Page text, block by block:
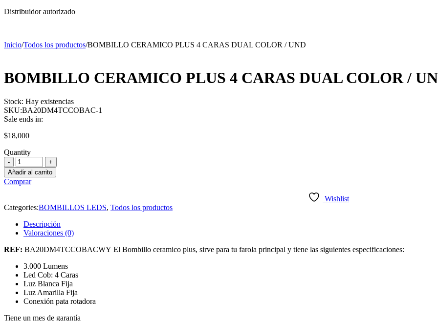
Distribuidor autorizado
Inicio/Todos los productos/BOMBILLO CERAMICO PLUS 4 CARAS DUAL COLOR / UND
BOMBILLO CERAMICO PLUS 4 CARAS DUAL COLOR /
Stock: Hay existencias
SKU:BA20DM4TCCOBAC-1
Sale ends in:
$18,000
Quantity
BOMBILLO
CERAMICO
PLUS
4
DUAL
COLOR
/
UND
Añadir al carrito
Comprar
Wishlist
Categories:BOMBILLOS LEDS, Todos los productos
Descripción
Valoraciones (0)
REF: BA20DM4TCCOBACWY El Bombillo ceramico plus, sirve para tu farola principal y tiene las siguientes especificaciones:
3.000 Lumens
Led Cob: 4 Caras
Luz Blanca Fija
Luz Amarilla Fija
Conexión pata rotadora
Tiene un mes de garantía